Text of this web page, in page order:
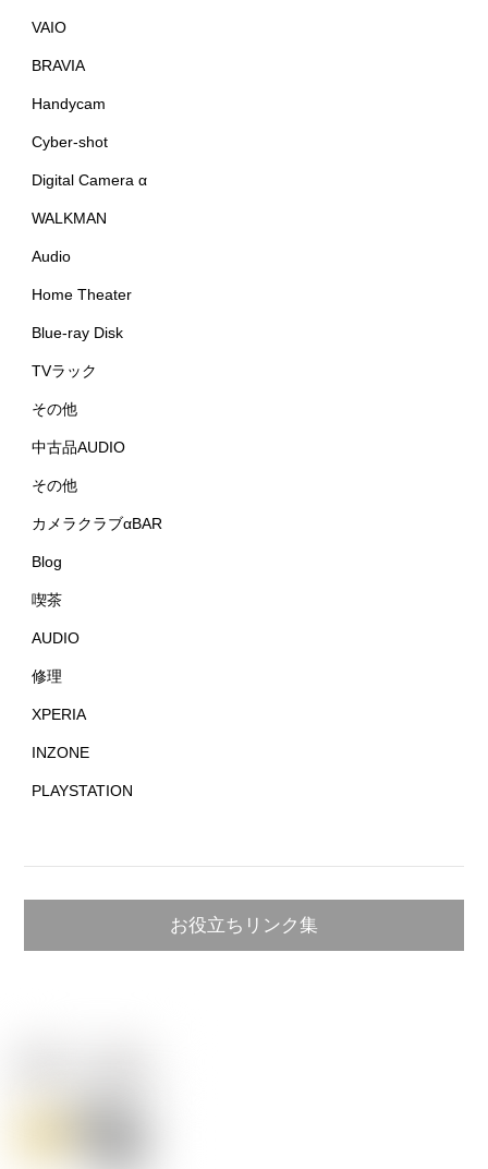
VAIO
BRAVIA
Handycam
Cyber-shot
Digital Camera α
WALKMAN
Audio
Home Theater
Blue-ray Disk
TVラック
その他
中古品AUDIO
その他
カメラクラブαBAR
Blog
喫茶
AUDIO
修理
XPERIA
INZONE
PLAYSTATION
お役立ちリンク集